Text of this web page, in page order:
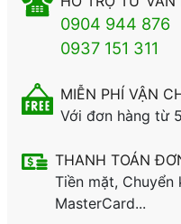
0904 944 876
0937 151 311
MIỄN PHÍ VẬN
Với đơn hàng từ
THANH TOÁN
Tiền mặt, Chuyển
MasterCard...